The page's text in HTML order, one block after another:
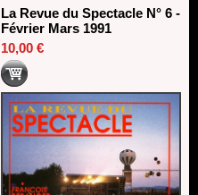
La Revue du Spectacle N° 6 -
Février Mars 1991
10,00 €